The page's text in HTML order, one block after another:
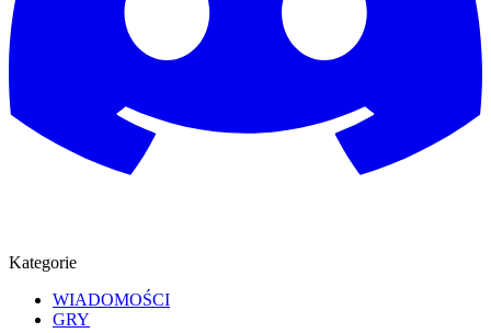
Kategorie
WIADOMOŚCI
GRY